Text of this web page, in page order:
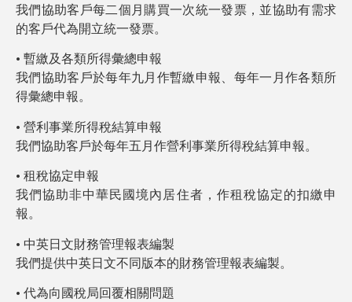
我們協助客戶每二個月購買一次統一發票，並協助有需求
的客戶代為開立統一發票。
• 暫繳及各類所得彙總申報
我們協助客戶於每年九月作暫繳申報、每年一月作各類所
得彙總申報。
• 營利事業所得稅結算申報
我們協助客戶於每年五月作營利事業所得稅結算申報。
• 租稅協定申報
我們協助非中華民國境內居住者，作租稅協定的扣繳申
報。
• 中英日文財務管理報表編製
我們提供中英日文不同版本的財務管理報表編製。
• 代為向國稅局回覆相關問題